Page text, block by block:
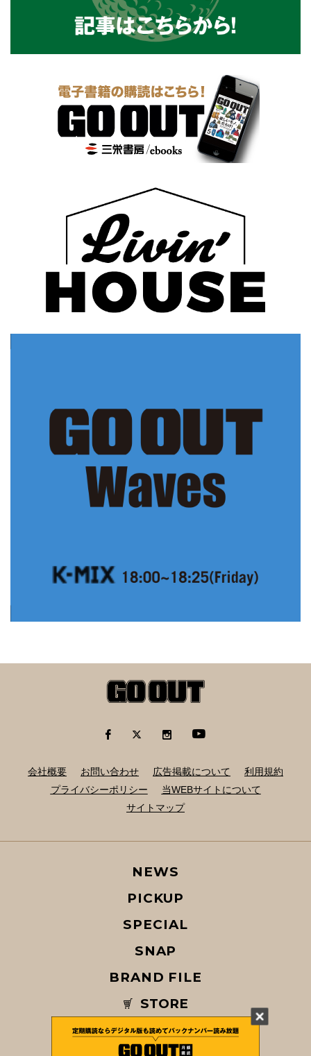
会社概要 お問い合わせ 広告掲載について
利用規約
プライバシーポリシー
当WEBサイトについて
サイトマップ
NEWS
PICKUP
SPECIAL
SNAP
BRAND FILE
STORE
MAGAZINE